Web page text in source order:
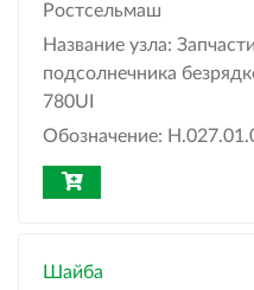
Ростсельмаш
Название узла:
подсолнечника
780UI
Обозначение:
Шайба